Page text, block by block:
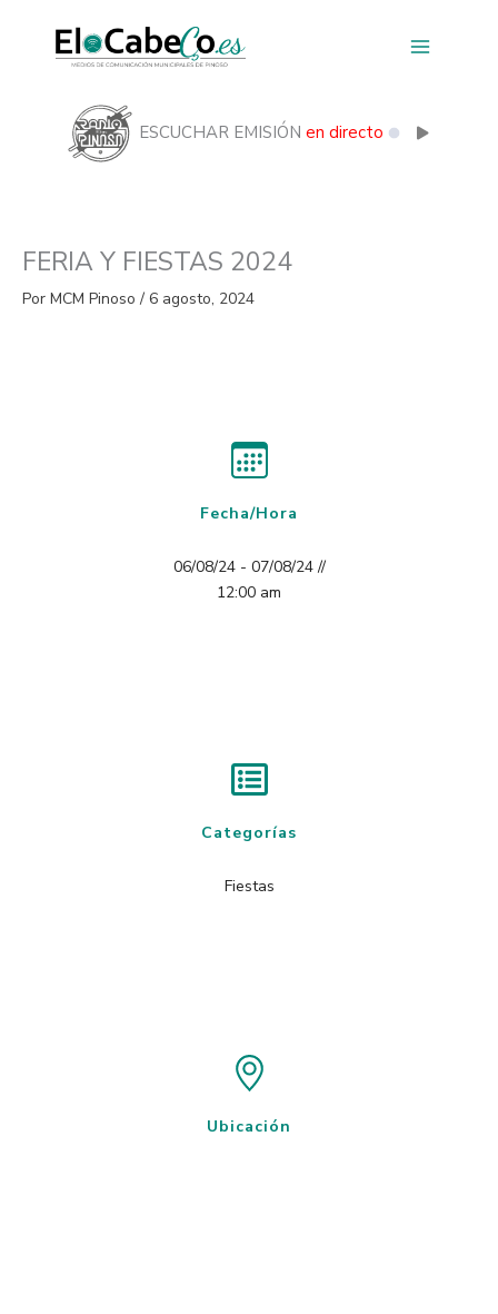
contenido
ESCUCHAR EMISIÓN en directo
FERIA Y FIESTAS 2024
Por MCM Pinoso / 6 agosto, 2024
Fecha/Hora
06/08/24 - 07/08/24 //
12:00 am
Categorías
Fiestas
Ubicación